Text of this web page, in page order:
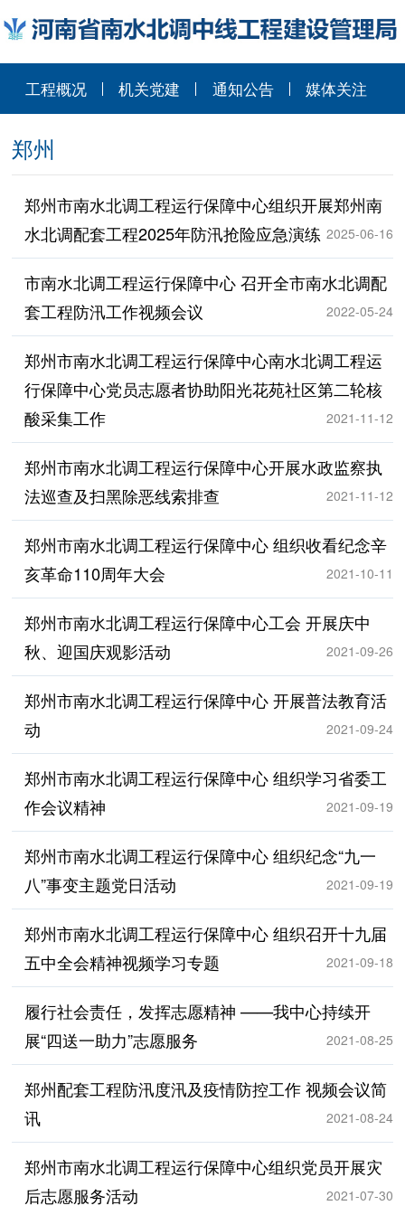
工程概况 机关党建 通知公告 媒体关注
郑州
郑州市南水北调工程运行保障中心组织开展郑州南
水北调配套工程2025年防汛抢险应急演练 2025-06-16
市南水北调工程运行保障中心 召开全市南水北调配
套工程防汛工作视频会议
2022-05-24
郑州市南水北调工程运行保障中心南水北调工程运
行保障中心党员志愿者协助阳光花苑社区第二轮核
酸采集工作
2021-11-12
郑州市南水北调工程运行保障中心开展水政监察执
法巡查及扫黑除恶线索排查
2021-11-12
郑州市南水北调工程运行保障中心 组织收看纪念辛
亥革命110周年大会
2021-10-11
郑州市南水北调工程运行保障中心工会 开展庆中
秋、迎国庆观影活动
2021-09-26
郑州市南水北调工程运行保障中心 开展普法教育活
动
2021-09-24
郑州市南水北调工程运行保障中心 组织学习省委工
作会议精神
2021-09-19
郑州市南水北调工程运行保障中心 组织纪念“九一
八”事变主题党日活动
2021-09-19
郑州市南水北调工程运行保障中心 组织召开十九届
五中全会精神视频学习专题
2021-09-18
履行社会责任，发挥志愿精神 ——我中心持续开
展“四送一助力”志愿服务
2021-08-25
郑州配套工程防汛度汛及疫情防控工作 视频会议简
讯
2021-08-24
郑州市南水北调工程运行保障中心组织党员开展灾
后志愿服务活动
2021-07-30